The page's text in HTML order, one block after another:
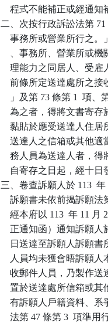
程式不能補正或經通
二、次按行政訴訟法第
事務所或營業所行之。
、事務所、營業所或
理能力之同居人、受
前條所定送達處所之
」及第 73 條第 1  項
為之者，得將文書寄
黏貼於應受送達人住
送達人之信箱或其他
務人員為送達人者，
自寄存之日起，經十日
三、卷查訴願人於 113
訴願書未依前揭訴願
經本府以 113  年 11
正通知函）通知訴願人
日送達至訴願人訴願
人員均未獲會晤訴願
收郵件人員，乃製作
置於送達處所信箱或
有訴願人戶籍資料、
法第 47 條第 3  項